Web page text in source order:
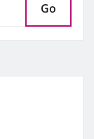
Go